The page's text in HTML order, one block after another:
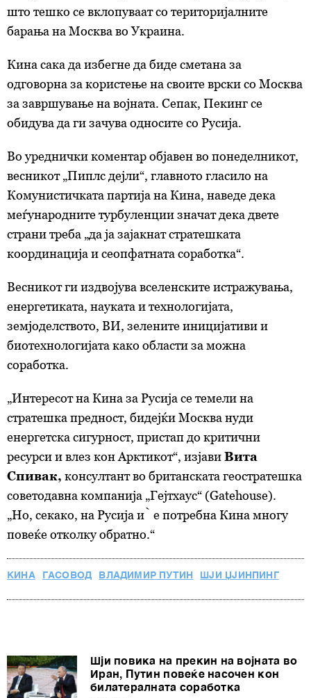
што тешко се вклопуваат со територијалните
барања на Москва во Украина.
Кина сака да избегне да биде сметана за
одговорна за користење на своите врски со Москва
за завршување на војната. Сепак, Пекинг се
обидува да ги зачува односите со Русија.
Во уреднички коментар објавен во понеделникот,
весникот „Пиплс дејли“, главното гласило на
Комунистичката партија на Кина, наведе дека
меѓународните турбуленции значат дека двете
страни треба „да ја зајакнат стратешката
координација и сеопфатната соработка“.
Весникот ги издвојува вселенските истражувања,
енергетиката, науката и технологијата,
земјоделството, ВИ, зелените иницијативи и
биотехнологијата како области за можна
соработка.
„Интересот на Кина за Русија се темели на
стратешка предност, бидејќи Москва нуди
енергетска сигурност, пристап до критични
ресурси и влез кон Арктикот“, изјавиВита
Спивак, консултант во британската геостратешка
советодавна компанија „Гејтхаус“ (Gatehouse).
„Но, секако, на Русија ѝ е потребна Кина многу
повеќе отколку обратно.“
КИНА ГАСОВОД ВЛАДИМИР ПУТИН ШЈИ ЏЈИНПИНГ
Шји повика на прекин на војната во
Иран, Путин повеќе насочен кон
билатералната соработка